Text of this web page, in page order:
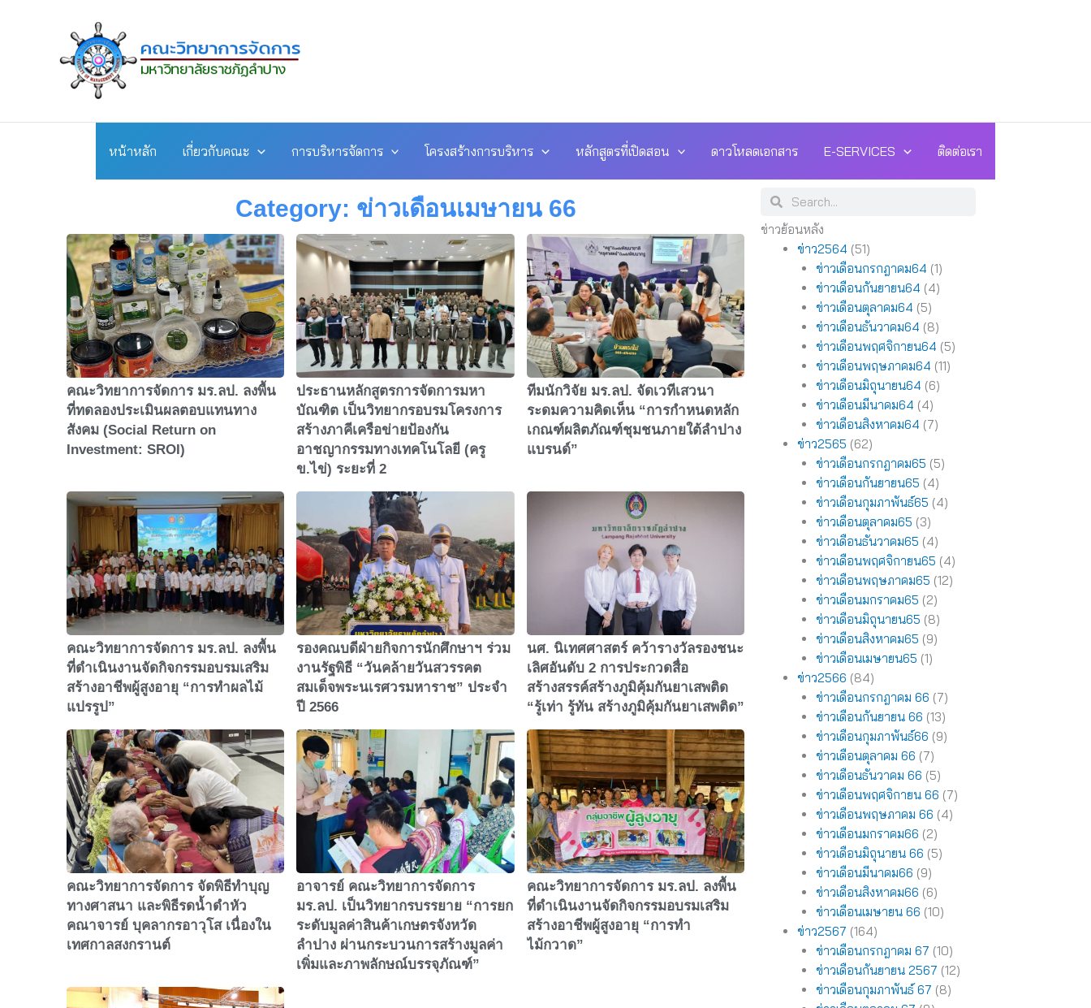
หน้าหลัก เกี่ยวกับคณะ การบริหารจัดการ โครงสร้างการบริหาร หลักสูตรที่เปิดสอน ดาวโหลดเอกสาร E-SERVICES ติดต่อเรา
Category: ข่าวเดือนเมษายน 66
คณะวิทยาการจัดการ มร.ลป. ลงพื้น
ที่ทดลองประเมินผลตอบแทนทาง
สังคม (Social Return on
Investment: SROI)
ประธานหลักสูตรการจัดการมหา
บัณฑิต เป็นวิทยากรอบรมโครงการ
สร้างภาคีเครือข่ายป้องกัน
อาชญากรรมทางเทคโนโลยี (ครู
ข.ไข่) ระยะที่ 2
ทีมนักวิจัย มร.ลป. จัดเวทีเสวนา
ระดมความคิดเห็น “การกำหนดหลัก
เกณฑ์ผลิตภัณฑ์ชุมชนภายใต้ลำปาง
แบรนด์”
คณะวิทยาการจัดการ มร.ลป. ลงพื้น
ที่ดำเนินงานจัดกิจกรรมอบรมเสริม
สร้างอาชีพผู้สูงอายุ “การทำผลไม้
แปรรูป”
รองคณบดีฝ่ายกิจการนักศึกษาฯ ร่วม
งานรัฐพิธี “วันคล้ายวันสวรรคต
สมเด็จพระนเรศวรมหาราช” ประจำ
ปี 2566
นศ. นิเทศศาสตร์ คว้ารางวัลรองชนะ
เลิศอันดับ 2 การประกวดสื่อ
สร้างสรรค์สร้างภูมิคุ้มกันยาเสพติด
“รู้เท่า รู้ทัน สร้างภูมิคุ้มกันยาเสพติด”
คณะวิทยาการจัดการ จัดพิธีทำบุญ
ทางศาสนา และพิธีรดน้ำดำหัว
คณาจารย์ บุคลากรอาวุโส เนื่องใน
เทศกาลสงกรานต์
อาจารย์ คณะวิทยาการจัดการ
มร.ลป. เป็นวิทยากรบรรยาย “การยก
ระดับมูลค่าสินค้าเกษตรจังหวัด
ลำปาง ผ่านกระบวนการสร้างมูลค่า
เพิ่มและภาพลักษณ์บรรจุภัณฑ์”
คณะวิทยาการจัดการ มร.ลป. ลงพื้น
ที่ดำเนินงานจัดกิจกรรมอบรมเสริม
สร้างอาชีพผู้สูงอายุ “การทำ
ไม้กวาด”
SearchSearch
ข่าวย้อนหลัง
ข่าว2564 (51)
ข่าวเดือนกรกฎาคม64 (1)
ข่าวเดือนกันยายน64 (4)
ข่าวเดือนตุลาคม64 (5)
ข่าวเดือนธันวาคม64 (8)
ข่าวเดือนพฤศจิกายน64 (5)
ข่าวเดือนพฤษภาคม64 (11)
ข่าวเดือนมิถุนายน64 (6)
ข่าวเดือนมีนาคม64 (4)
ข่าวเดือนสิงหาคม64 (7)
ข่าว2565 (62)
ข่าวเดือนกรกฎาคม65 (5)
ข่าวเดือนกันยายน65 (4)
ข่าวเดือนกุมภาพันธ์65 (4)
ข่าวเดือนตุลาคม65 (3)
ข่าวเดือนธันวาคม65 (4)
ข่าวเดือนพฤศจิกายน65 (4)
ข่าวเดือนพฤษภาคม65 (12)
ข่าวเดือนมกราคม65 (2)
ข่าวเดือนมิถุนายน65 (8)
ข่าวเดือนสิงหาคม65 (9)
ข่าวเดือนเมษายน65 (1)
ข่าว2566 (84)
ข่าวเดือนกรกฎาคม 66 (7)
ข่าวเดือนกันยายน 66 (13)
ข่าวเดือนกุมภาพันธ์66 (9)
ข่าวเดือนตุลาคม 66 (7)
ข่าวเดือนธันวาคม 66 (5)
ข่าวเดือนพฤศจิกายน 66 (7)
ข่าวเดือนพฤษภาคม 66 (4)
ข่าวเดือนมกราคม66 (2)
ข่าวเดือนมิถุนายน 66 (5)
ข่าวเดือนมีนาคม66 (9)
ข่าวเดือนสิงหาคม66 (6)
ข่าวเดือนเมษายน 66 (10)
ข่าว2567 (164)
ข่าวเดือนกรกฎาคม 67 (10)
ข่าวเดือนกันยายน 2567 (12)
ข่าวเดือนกุมภาพันธ์ 67 (8)